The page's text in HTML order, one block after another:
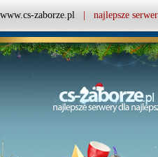
www.cs-zaborze.pl | najlepsze